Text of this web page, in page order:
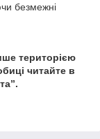
безмежні
територією
читайте в